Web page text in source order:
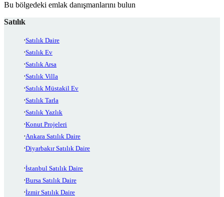
Bu bölgedeki emlak danışmanlarını bulun
Satılık
Satılık Daire
Satılık Ev
Satılık Arsa
Satılık Villa
Satılık Müstakil Ev
Satılık Tarla
Satılık Yazlık
Konut Projeleri
Ankara Satılık Daire
Diyarbakır Satılık Daire
İstanbul Satılık Daire
Bursa Satılık Daire
İzmir Satılık Daire